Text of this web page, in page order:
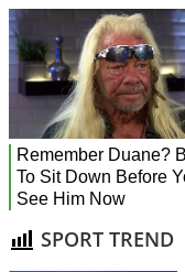
SPORT TREND